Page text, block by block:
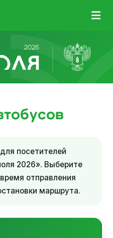
посетителей
2026». Выберите
отправления
маршрута.